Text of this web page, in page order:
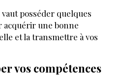
posséder quelques
acquérir une bonne
et la transmettre à vos
vos compétences